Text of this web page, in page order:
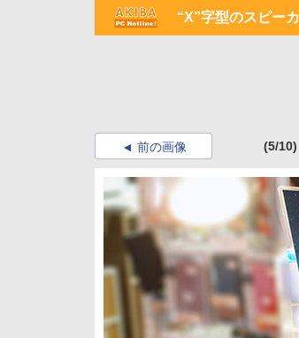
“X”字型のスピー
前の画像 (5/10)